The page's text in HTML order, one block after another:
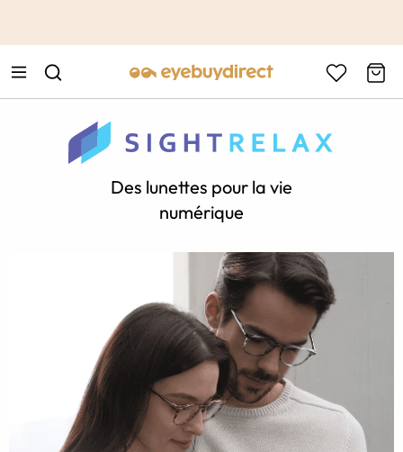
Des lunettes pour la vie
numérique